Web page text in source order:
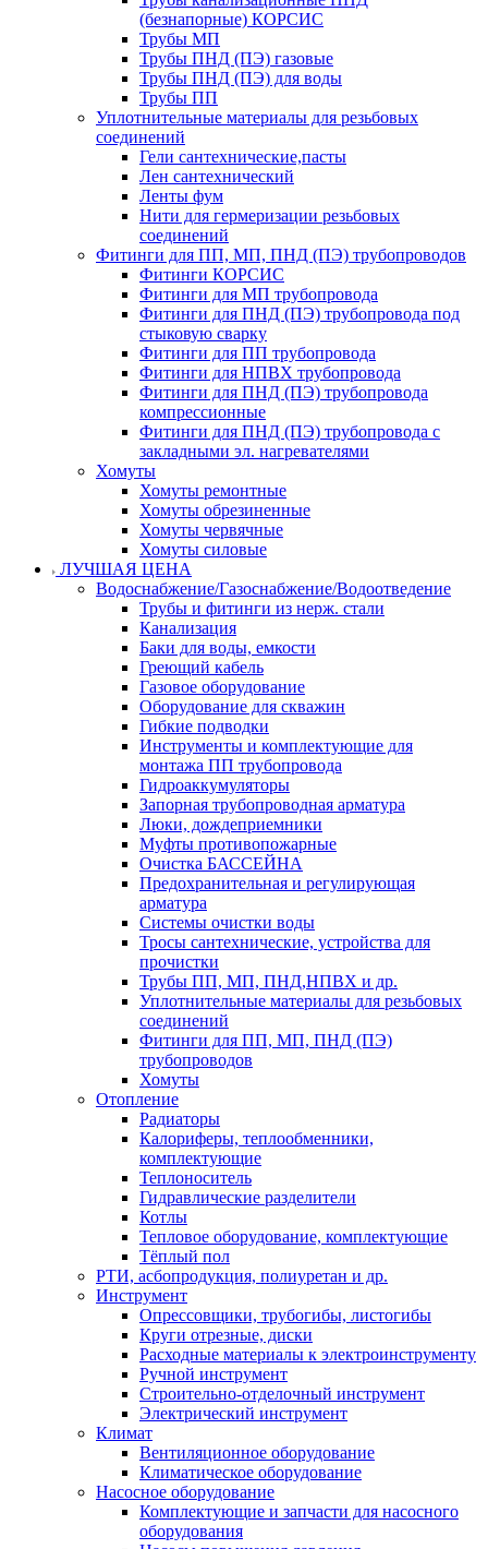
(безнапорные) КОРСИС
Трубы МП
Трубы ПНД (ПЭ) газовые
Трубы ПНД (ПЭ) для воды
Трубы ПП
Уплотнительные материалы для резьбовых
соединений
Гели сантехнические,пасты
Лен сантехнический
Ленты фум
Нити для гермеризации резьбовых
соединений
Фитинги для ПП, МП, ПНД (ПЭ) трубопроводов
Фитинги КОРСИС
Фитинги для МП трубопровода
Фитинги для ПНД (ПЭ) трубопровода под
стыковую сварку
Фитинги для ПП трубопровода
Фитинги для НПВХ трубопровода
Фитинги для ПНД (ПЭ) трубопровода
компрессионные
Фитинги для ПНД (ПЭ) трубопровода с
закладными эл. нагревателями
Хомуты
Хомуты ремонтные
Хомуты обрезиненные
Хомуты червячные
Хомуты силовые
ЛУЧШАЯ ЦЕНА
Водоснабжение/Газоснабжение/Водоотведение
Трубы и фитинги из нерж. стали
Канализация
Баки для воды, емкости
Греющий кабель
Газовое оборудование
Оборудование для скважин
Гибкие подводки
Инструменты и комплектующие для
монтажа ПП трубопровода
Гидроаккумуляторы
Запорная трубопроводная арматура
Люки, дождеприемники
Муфты противопожарные
Очистка БАССЕЙНА
Предохранительная и регулирующая
арматура
Системы очистки воды
Тросы сантехнические, устройства для
прочистки
Трубы ПП, МП, ПНД,НПВХ и др.
Уплотнительные материалы для резьбовых
соединений
Фитинги для ПП, МП, ПНД (ПЭ)
трубопроводов
Хомуты
Отопление
Радиаторы
Калориферы, теплообменники,
комплектующие
Теплоноситель
Гидравлические разделители
Котлы
Тепловое оборудование, комплектующие
Тёплый пол
РТИ, асбопродукция, полиуретан и др.
Инструмент
Опрессовщики, трубогибы, листогибы
Круги отрезные, диски
Расходные материалы к электроинструменту
Ручной инструмент
Строительно-отделочный инструмент
Электрический инструмент
Климат
Вентиляционное оборудование
Климатическое оборудование
Насосное оборудование
Комплектующие и запчасти для насосного
оборудования